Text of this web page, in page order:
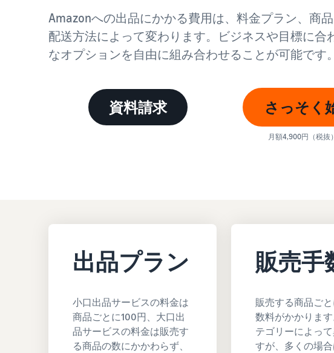
配送方法を決める
新規
最大
フル
配送・
FBA配送代行手数料
FBA配送代行手数料を確認
費用の例
その他の費用
その他のオプションプログラム費用を確認
マルチチャネルサービス (MFC)
自社ECや他モールの注文もFBAで出荷
FBA在庫管理
Amazon直営の越境物流
中国-日本間海上輸送サービス
海外
世界中
タイ
タイム
ブランド構築ツール
ブランド保護と構築をサポート
FBA
FBA新
コン
専任コ
Amazon出品者様の成功事例を紹介
商品登録のマニュアル
すべてのサポート資料を見る
ネッ
ネット
マー
配送
配送・
ブラン
よくある質問（FAQ
Amazonへの出品にかかる費用は、料金プラン、商品
配送方法によって変わります。ビジネスや目標に合
なオプションを自由に組み合わせることが可能です。
資料請求 さっそく
月額4,900円（税抜
出品プラン
小口出品サービスの料金は
商品ごとに100円、大口出
品サービスの料金は販売す
る商品の数にかかわらず、
販売手
販売する商品ご
数料がかかりま
テゴリーによっ
すが、多くの場合